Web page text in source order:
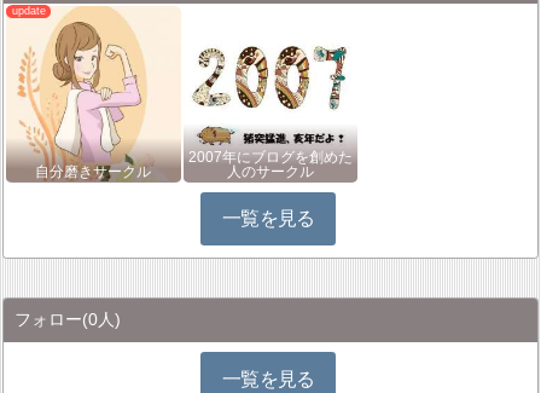
自分磨きサークル
2007年にブログを創めた
人のサークル
一覧を見る
フォロー(0人)
一覧を見る